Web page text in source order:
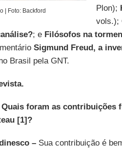
| Foto: Backford
Plon);
vols.);
; e Filósofos na
Sigmund Freud, a
Brasil pela GNT.
Quais foram as contribuições
[1]?
–Sua contribuição é